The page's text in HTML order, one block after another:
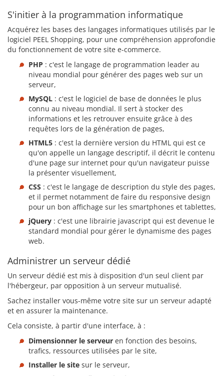
S'initier à la programmation informatique
Acquérez les bases des langages informatiques utilisés par le
logiciel PEEL Shopping, pour une compréhension approfondie
du fonctionnement de votre site e-commerce.
PHP : c'est le langage de programmation leader au
niveau mondial pour générer des pages web sur un
serveur,
MySQL : c'est le logiciel de base de données le plus
connu au niveau mondial. Il sert à stocker des
informations et les retrouver ensuite grâce à des
requêtes lors de la génération de pages,
HTML5 : c'est la dernière version du HTML qui est ce
qu'on appelle un langage descriptif, il décrit le contenu
d'une page sur internet pour qu'un navigateur puisse
la présenter visuellement,
CSS : c'est le langage de description du style des pages,
et il permet notamment de faire du responsive design
pour un bon affichage sur les smartphones et tablettes,
jQuery : c'est une librairie javascript qui est devenue le
standard mondial pour gérer le dynamisme des pages
web.
Administrer un serveur dédié
Un serveur dédié est mis à disposition d'un seul client par
l'hébergeur, par opposition à un serveur mutualisé.
Sachez installer vous-même votre site sur un serveur adapté
et en assurer la maintenance.
Cela consiste, à partir d'une interface, à :
Dimensionner le serveur en fonction des besoins,
trafics, ressources utilisées par le site,
Installer le site sur le serveur,